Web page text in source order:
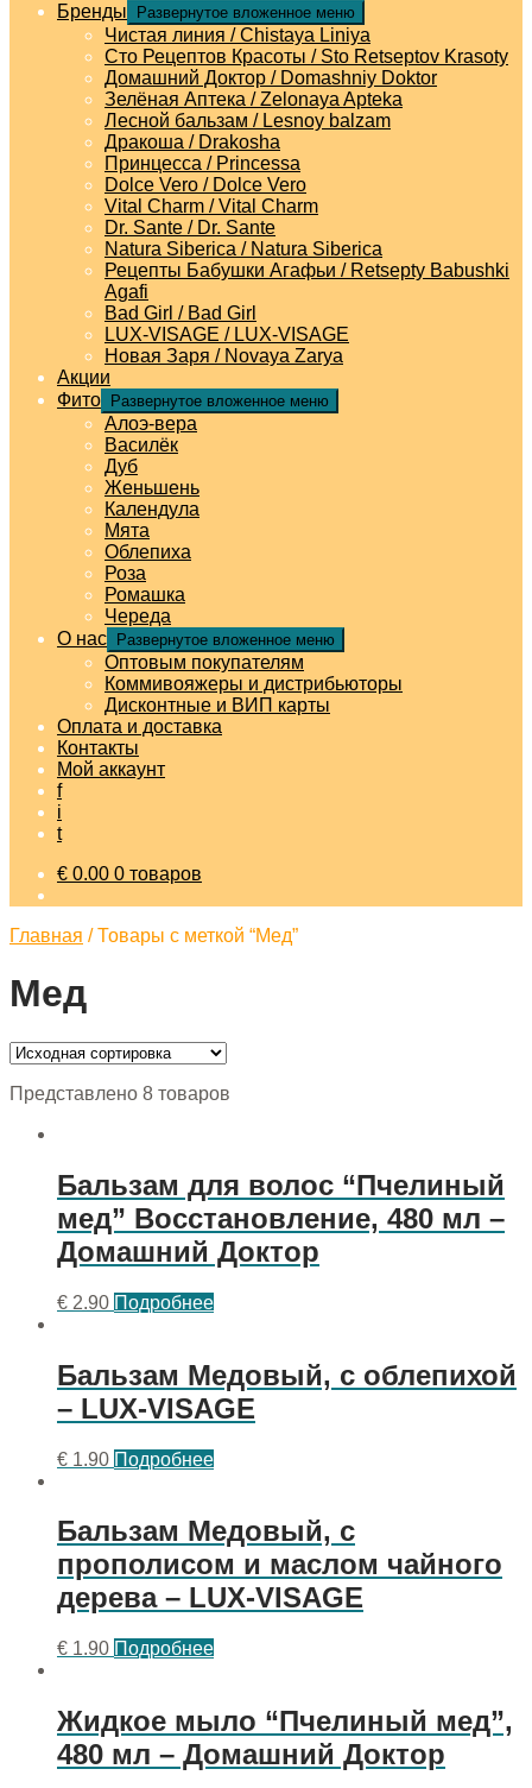
Бренды
Развернутое вложенное меню
Чистая линия / Chistaya Liniya
Сто Рецептов Красоты / Sto Retseptov Krasoty
Домашний Доктор / Domashniy Doktor
Зелёная Аптека / Zelonaya Apteka
Лесной бальзам / Lesnoy balzam
Дракоша / Drakosha
Принцесса / Princessa
Dolce Vero / Dolce Vero
Vital Charm / Vital Charm
Dr. Sante / Dr. Sante
Natura Siberica / Natura Siberica
Рецепты Бабушки Агафьи / Retsepty Babushki
Agafi
Bad Girl / Bad Girl
LUX-VISAGE / LUX-VISAGE
Новая Заря / Novaya Zarya
Акции
Фито
Развернутое вложенное меню
Алоэ-вера
Василёк
Дуб
Женьшень
Календула
Мята
Облепиха
Роза
Ромашка
Череда
О нас
Развернутое вложенное меню
Оптовым покупателям
Коммивояжеры и дистрибьюторы
Дисконтные и ВИП карты
Оплата и доставка
Контакты
Мой аккаунт
f
i
t
€ 0.00 0 товаров
Главная /Товары с меткой “Мед”
Мед
Представлено 8 товаров
Бальзам для волос “Пчелиный
мед” Восстановление, 480 мл –
Домашний Доктор
€ 2.90 Подробнее
Бальзам Медовый, с облепихой
– LUX-VISAGE
€ 1.90 Подробнее
Бальзам Медовый, с
прополисом и маслом чайного
дерева – LUX-VISAGE
€ 1.90 Подробнее
Жидкое мыло “Пчелиный мед”,
480 мл – Домашний Доктор